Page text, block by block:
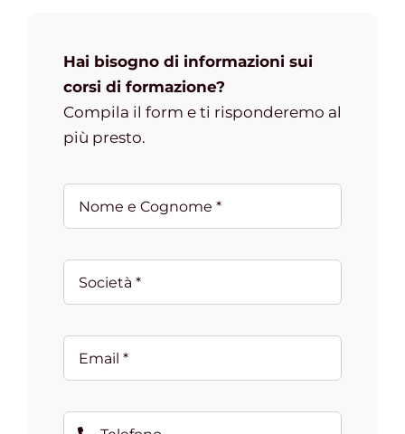
Hai bisogno di informazioni sui
corsi di formazione?
Compila il form e ti risponderemo al
più presto.